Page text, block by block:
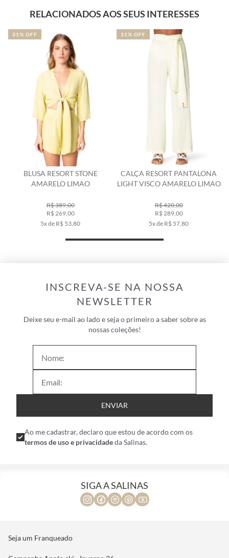
RELACIONADOS AOS SEUS INTERESSES
BLUSA RESORT STONE
AMARELO LIMAO
R$ 389,00
R$ 269,00
5x de R$ 53,80
31% OFF
CALÇA RESORT PANTALONA
LIGHT VISCO AMARELO LIMAO
R$ 420,00
R$ 289,00
5x de R$ 57,80
31% OFF
INSCREVA-SE NA NOSSA
NEWSLETTER
Deixe seu e-mail ao lado e seja o primeiro a saber sobre as
nossas coleções!
ENVIAR
Ao me cadastrar, declaro que estou de acordo com os
termos de uso e privacidadeda Salinas.
SIGA A SALINAS
Seja um Franqueado